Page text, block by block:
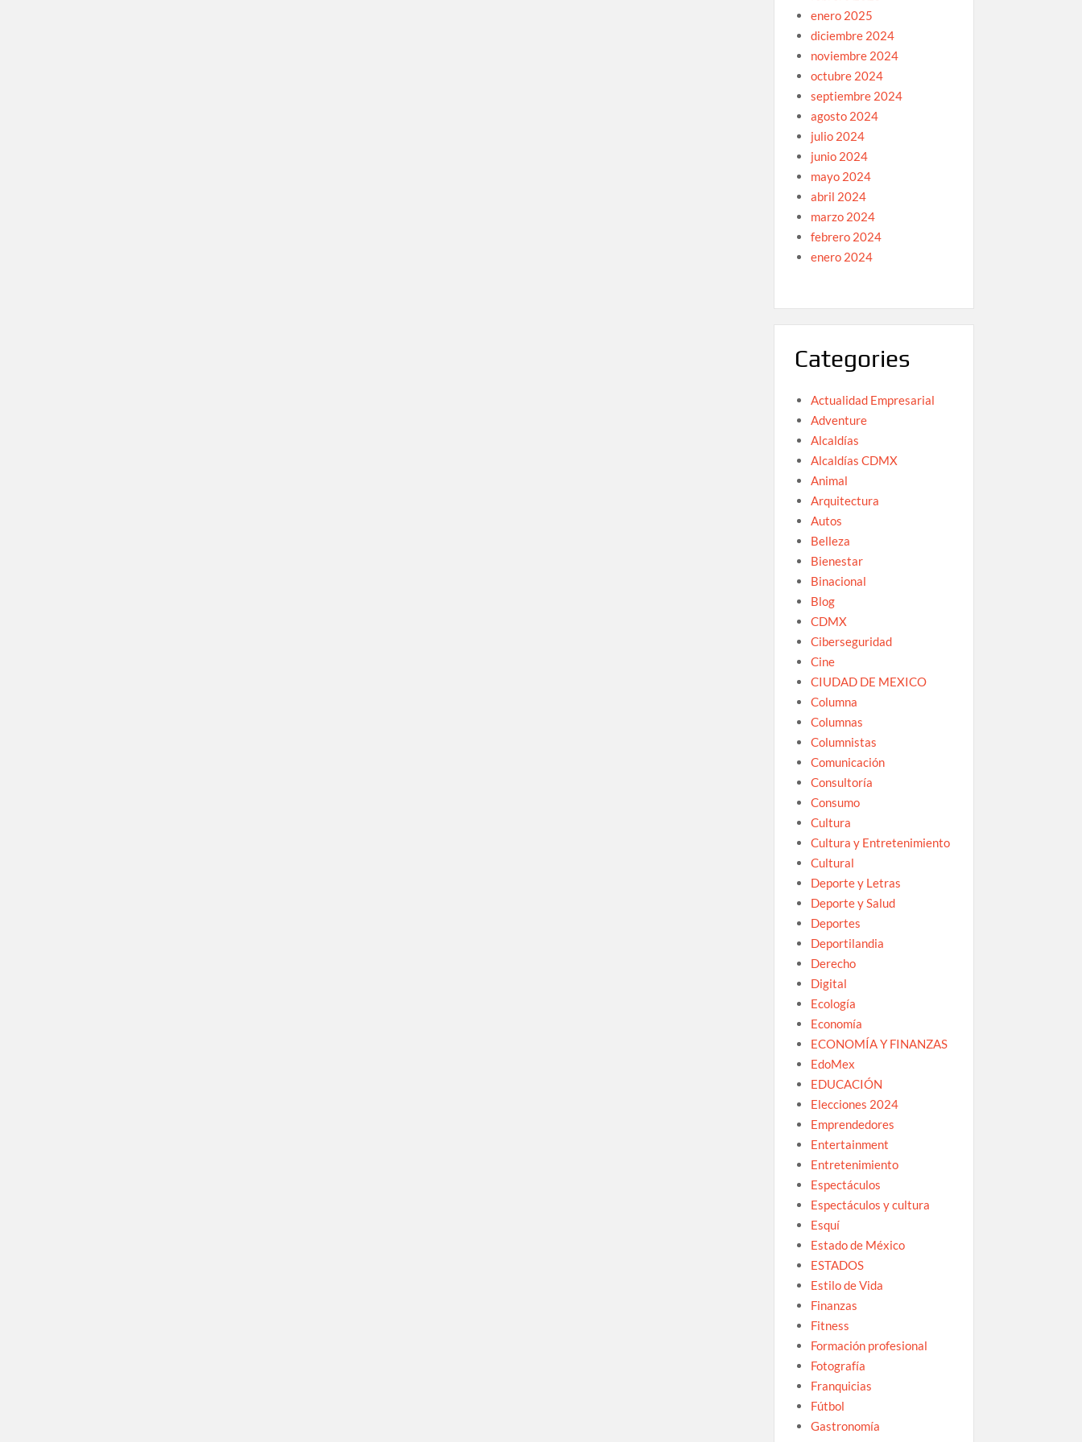
enero 2025
diciembre 2024
noviembre 2024
octubre 2024
septiembre 2024
agosto 2024
julio 2024
junio 2024
mayo 2024
abril 2024
marzo 2024
febrero 2024
enero 2024
Categories
Actualidad Empresarial
Adventure
Alcaldías
Alcaldías CDMX
Animal
Arquitectura
Autos
Belleza
Bienestar
Binacional
Blog
CDMX
Ciberseguridad
Cine
CIUDAD DE MEXICO
Columna
Columnas
Columnistas
Comunicación
Consultoría
Consumo
Cultura
Cultura y Entretenimiento
Cultural
Deporte y Letras
Deporte y Salud
Deportes
Deportilandia
Derecho
Digital
Ecología
Economía
ECONOMÍA Y FINANZAS
EdoMex
EDUCACIÓN
Elecciones 2024
Emprendedores
Entertainment
Entretenimiento
Espectáculos
Espectáculos y cultura
Esquí
Estado de México
ESTADOS
Estilo de Vida
Finanzas
Fitness
Formación profesional
Fotografía
Franquicias
Fútbol
Gastronomía